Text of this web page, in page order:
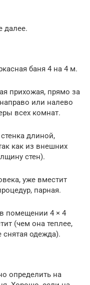
далее.
баня 4 на 4 м.
прихожая, прямо за
или налево
всех комнат.
длиной,
как из внешних
стен).
уже вместит
парная.
помещении 4 × 4
(чем она теплее,
снятая одежда).
определить на